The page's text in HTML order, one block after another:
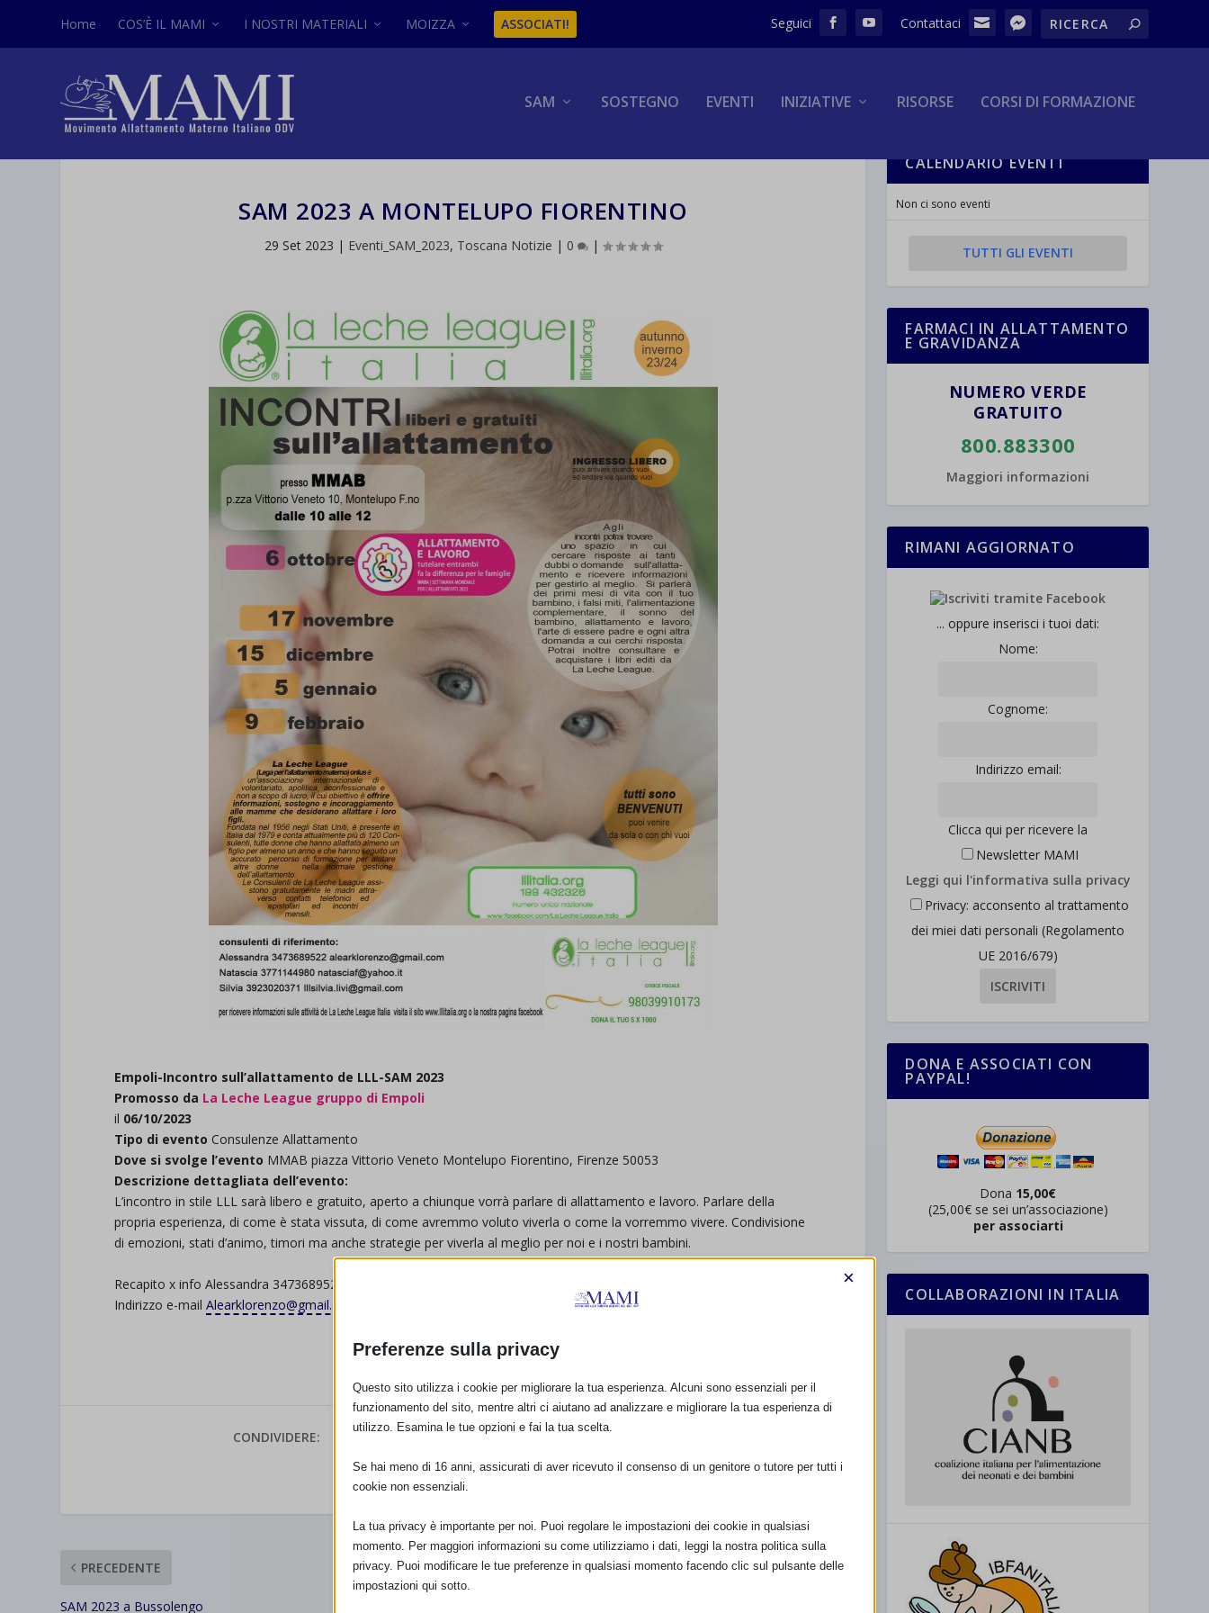
Home COS’È IL MAMI I NOSTRI MATERIALI MOIZZA ASSOCIATI!
SAM SOSTEGNO EVENTI INIZIATIVE RISORSE CORSI DI FORMAZIONE
SAM 2023 A MONTELUPO FIORENTINO
29 Set 2023 | Eventi_SAM_2023, Toscana Notizie | 0 |
Empoli-Incontro sull’allattamento de LLL-SAM 2023
Promosso da La Leche League gruppo di Empoli
il 06/10/2023
Tipo di evento Consulenze Allattamento
Dove si svolge l’evento MMAB piazza Vittorio Veneto Montelupo Fiorentino, Firenze 50053
Descrizione dettagliata dell’evento:
L’incontro in stile LLL sarà libero e gratuito, aperto a chiunque vorrà parlare di allattamento e lavoro. Parlare della
propria esperienza, di come è stata vissuta, di come avremmo voluto viverla o come la vorremmo vivere. Condivisione
di emozioni, stati d’animo, timori ma anche strategie per viverla al meglio per noi e i nostri bambini.
Recapito x info Alessandra 3473689522
Indirizzo e-mailAlearklorenzo@gmail.com
CONDIVIDERE:
VALUTARE:
PRECEDENTE
SAM 2023 a Bussolengo
PROSSIMO
CALENDARIO EVENTI
Non ci sono eventi
TUTTI GLI EVENTI
FARMACI IN ALLATTAMENTO
E GRAVIDANZA
NUMERO VERDE
GRATUITO
800.883300
Maggiori informazioni
RIMANI AGGIORNATO
... oppure inserisci i tuoi dati:
Nome:
Cognome:
Indirizzo email:
Clicca qui per ricevere la
Newsletter MAMI
Leggi qui l'informativa sulla privacy
Privacy: acconsento al trattamento
dei miei dati personali (Regolamento
UE 2016/679)
DONA E ASSOCIATI CON
PAYPAL!
Dona 15,00€
(25,00€ se sei un’associazione)
per associarti
COLLABORAZIONI IN ITALIA
Preferenze sulla privacy
×
Questo sito utilizza i cookie per migliorare la tua esperienza. Alcuni sono essenziali per il
funzionamento del sito, mentre altri ci aiutano ad analizzare e migliorare la tua esperienza di
utilizzo. Esamina le tue opzioni e fai la tua scelta.
Se hai meno di 16 anni, assicurati di aver ricevuto il consenso di un genitore o tutore per tutti i
cookie non essenziali.
La tua privacy è importante per noi. Puoi regolare le impostazioni dei cookie in qualsiasi
momento. Per maggiori informazioni su come utilizziamo i dati, leggi la nostra politica sulla
privacy. Puoi modificare le tue preferenze in qualsiasi momento facendo clic sul pulsante delle
impostazioni qui sotto.